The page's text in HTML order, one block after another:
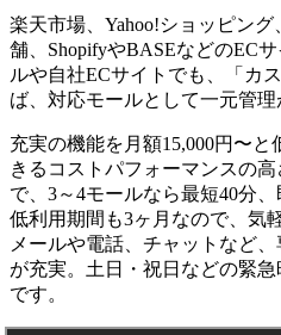
楽天市場、Yahoo!ショッピン
舗、ShopifyやBASEなどのEC
ルや自社ECサイトでも、「カ
ば、対応モールとして一元管理
充実の機能を月額15,000円〜
きるコストパフォーマンスの
で、3～4モールなら最短40分
低利用期間も3ヶ月なので、気
メールや電話、チャットなど
が充実。土日・祝日などの緊
です。